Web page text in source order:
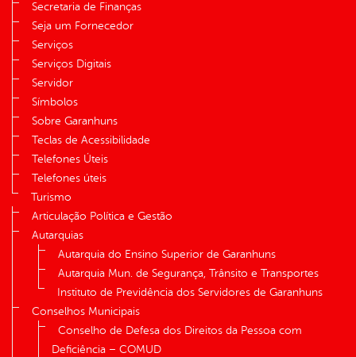
Secretaria de Finanças
Seja um Fornecedor
Serviços
Serviços Digitais
Servidor
Símbolos
Sobre Garanhuns
Teclas de Acessibilidade
Telefones Úteis
Telefones úteis
Turismo
Articulação Política e Gestão
Autarquias
Autarquia do Ensino Superior de Garanhuns
Autarquia Mun. de Segurança, Trânsito e Transportes
Instituto de Previdência dos Servidores de Garanhuns
Conselhos Municipais
Conselho de Defesa dos Direitos da Pessoa com
Deficiência – COMUD